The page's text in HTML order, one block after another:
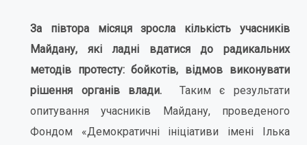
За півтора місяця зросла кількість учасників
Майдану, які ладні вдатися до радикальних
методів протесту: бойкотів, відмов виконувати
рішення органів влади. Таким є результати
опитування учасників Майдану, проведеного
Фондом «Демократичні ініціативи імені Ілька